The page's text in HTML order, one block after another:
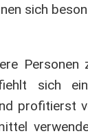
sich
Personen
sich
profitierst